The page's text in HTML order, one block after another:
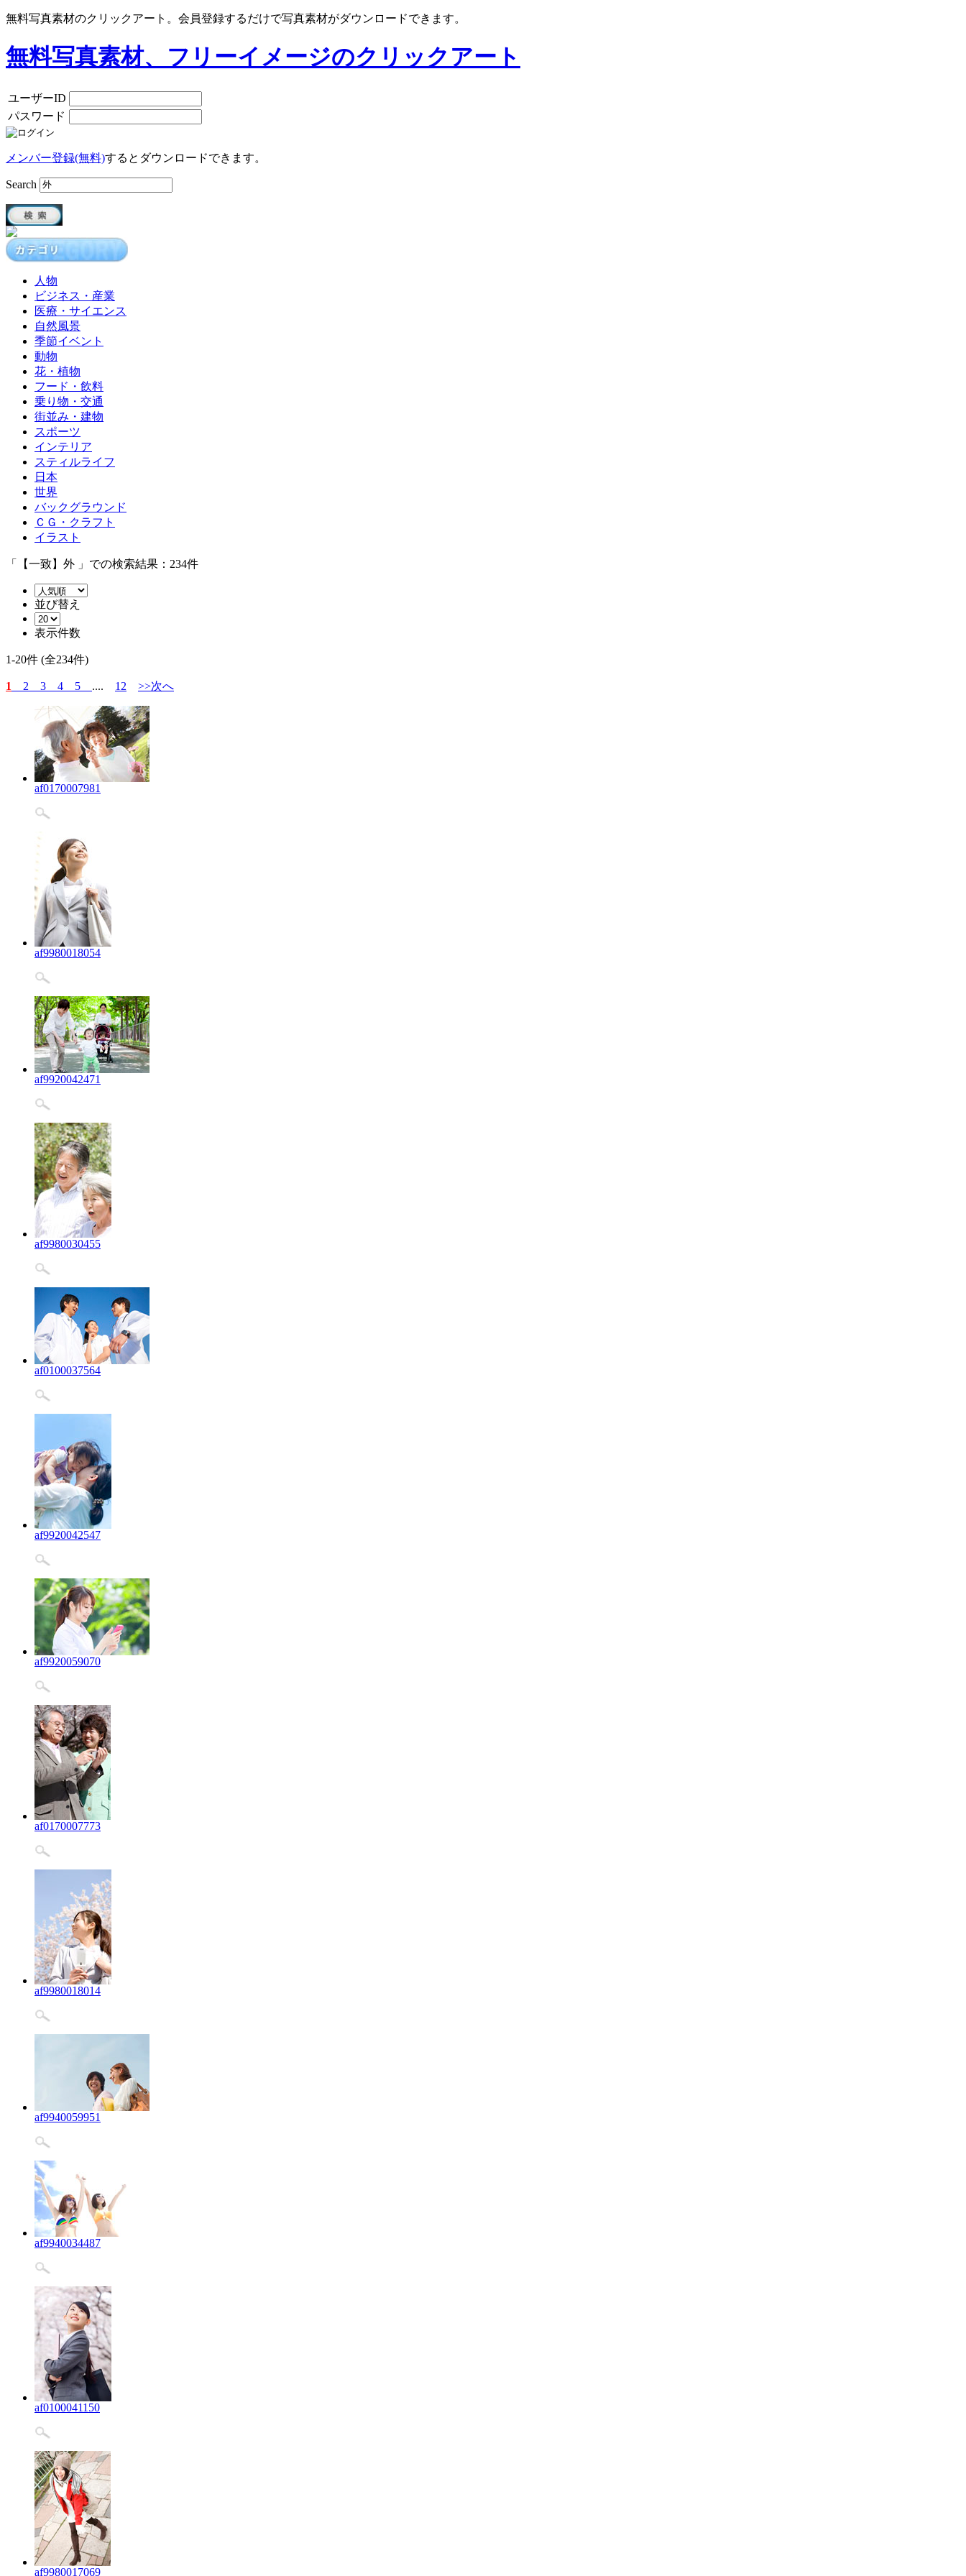
無料写真素材のクリックアート。会員登録するだけで写真素材がダウンロードできます。
無料写真素材、フリーイメージのクリックアート
ユーザーID
パスワード
メンバー登録(無料)するとダウンロードできます。
Search
人物
ビジネス・産業
医療・サイエンス
自然風景
季節イベント
動物
花・植物
フード・飲料
乗り物・交通
街並み・建物
スポーツ
インテリア
スティルライフ
日本
世界
バックグラウンド
ＣＧ・クラフト
イラスト
「【一致】外 」での検索結果：234件
並び替え
表示件数
1-20件 (全234件)
1 2 3 4 5 .... 12 >>次へ
af0170007981
af9980018054
af9920042471
af9980030455
af0100037564
af9920042547
af9920059070
af0170007773
af9980018014
af9940059951
af9940034487
af0100041150
af9980017069